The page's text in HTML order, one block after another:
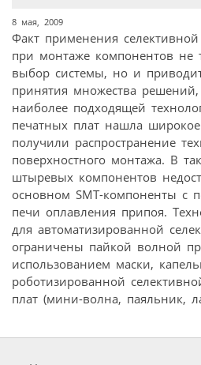
8 мая, 2009
Факт применения
при монтаже компонентов не
выбор системы, но и
принятия множества
наиболее подходящей
печатных плат нашла
получили распространение
поверхностного монтажа. В
штыревых компонентов
основном SMT-компоненты с
печи оплавления припоя.
для автоматизированной
ограничены пайкой волной
использованием маски,
роботизированной
плат (мини-волна, паяльник,